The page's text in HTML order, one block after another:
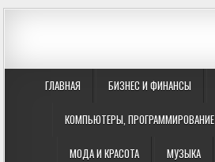
ГЛАВНАЯ БИЗНЕС И ФИНАНСЫ
КОМПЬЮТЕРЫ, ПРОГРАММИРОВАНИЕ
МОДА И КРАСОТА МУЗЫКА